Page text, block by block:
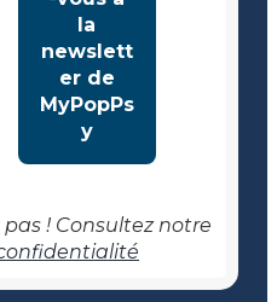
! Consultez notre